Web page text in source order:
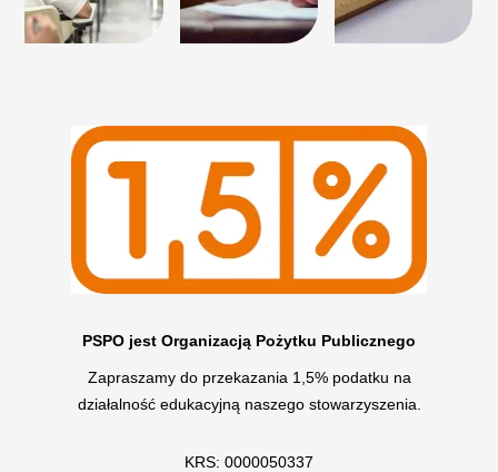
PSPO jest Organizacją Pożytku Publicznego
Zapraszamy do przekazania 1,5% podatku na
działalność edukacyjną naszego stowarzyszenia.
KRS: 0000050337